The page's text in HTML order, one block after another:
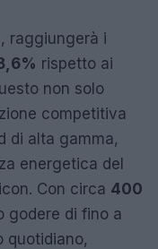
raggiungerà i
rispetto ai
non solo
competitiva
di alta gamma,
energetica del
Con circa 400
godere di fino a
quotidiano,